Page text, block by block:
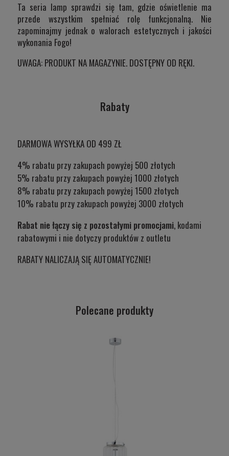
Ta seria lamp sprawdzi się tam, gdzie oświetlenie ma
przede wszystkim spełniać rolę funkcjonalną. Nie
zapominajmy jednak o walorach estetycznych i jakości
wykonania Fogo!
UWAGA: PRODUKT NA MAGAZYNIE. DOSTĘPNY OD RĘKI.
Rabaty
DARMOWA WYSYŁKA OD 499 ZŁ
4% rabatu przy zakupach powyżej 500 złotych
5% rabatu przy zakupach powyżej 1000 złotych
8% rabatu przy zakupach powyżej 1500 złotych
10% rabatu przy zakupach powyżej 3000 złotych
Rabat nie łączy się z pozostałymi promocjami, kodami
rabatowymi i nie dotyczy produktów z outletu
RABATY NALICZAJĄ SIĘ AUTOMATYCZNIE!
Polecane produkty